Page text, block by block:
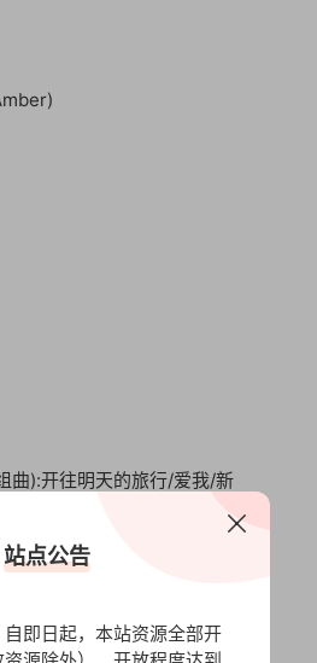
曲):开往明天的旅行/爱我/新
原声带》
站点公告
即日起，本站资源全部开